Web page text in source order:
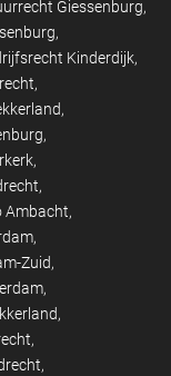
Giessenburg
Kinderdijk
Ambacht
Zuid